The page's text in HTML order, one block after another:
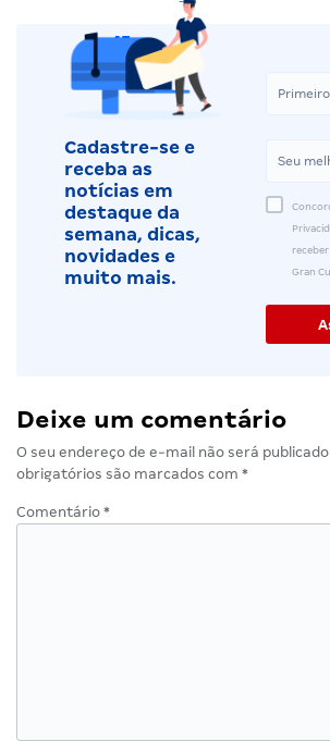
Cadastre-se e
receba as
notícias em
destaque da
semana, dicas,
novidades e
muito mais.
Gran
Deixe um comentário
O seu endereço de e-mail não será
obrigatórios são marcados com *
Comentário *